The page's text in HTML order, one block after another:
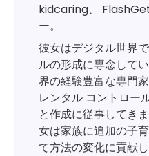
kidcaring、
ー。
彼女はデジタル世界
ルの形成に専念して
界の経験豊富な専門
レンタル コントロー
と作成に従事してき
女は家族に追加の子
て方法の変化に貢献し